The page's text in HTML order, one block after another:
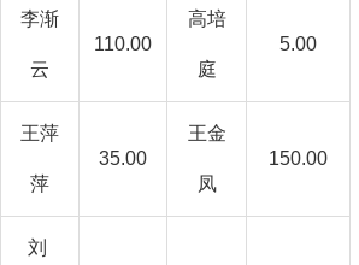
李渐
云
110.00
高培
庭
5.00
王萍
萍
35.00
王金
凤
150.00
刘